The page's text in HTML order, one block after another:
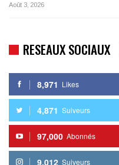
Août 3, 2026
RESEAUX SOCIAUX
8,971 Likes
4,871 Suiveurs
97,000 Abonnés
9,012 Suiveurs